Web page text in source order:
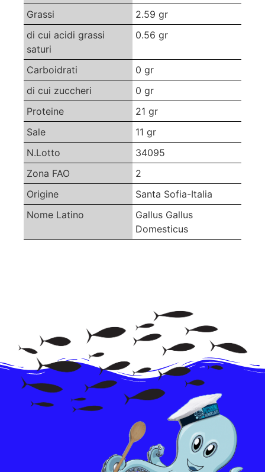
Grassi
2.59 gr
di cui acidi grassi
saturi
0.56 gr
Carboidrati
0 gr
di cui zuccheri
0 gr
Proteine
21 gr
Sale
11 gr
N.Lotto
34095
Zona FAO
2
Origine
Santa Sofia-Italia
Nome Latino
Gallus Gallus
Domesticus